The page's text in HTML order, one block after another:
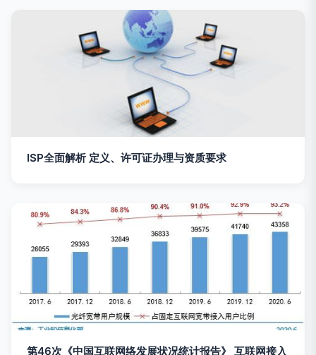
ISP全面解析 定义、许可证办理与资质要求
第46次《中国互联网络发展状况统计报告》 互联网接入